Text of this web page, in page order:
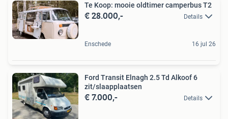
Te Koop: mooie oldtimer camperbus T2
€ 28.000,- Details
Enschede 16 jul 26
Ford Transit Elnagh 2.5 Td Alkoof 6
zit/slaapplaatsen
€ 7.000,- Details